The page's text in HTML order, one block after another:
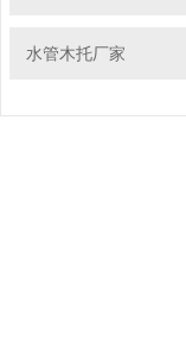
水管木托厂家